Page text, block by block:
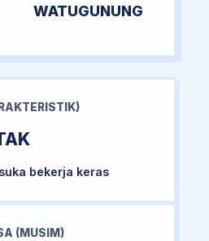
WATUGUNUNG
bekerja keras
(MUSIM)